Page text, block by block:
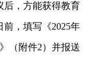
后，方能获得教育
前，填写《2025年
（附件2）并报送